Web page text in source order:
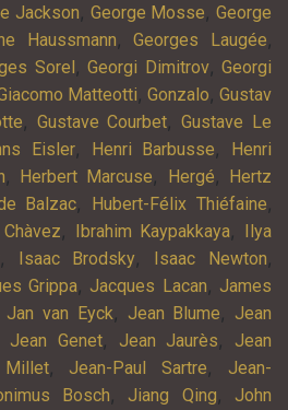
Jackson, George Mosse,George
Haussmann,Georges Laugée,
Sorel , Georgi Dimitrov, Georgi
Matteotti, Gonzalo,Gustav
, Gustave Courbet,Gustave Le
Eisler, Henri Barbusse,
Henri
, Herbert Marcuse, Hergé,
Hertz
Balzac, Hubert-Félix Thiéfaine,
, Ibrahim Kaypakkaya,
Ilya
, Isaac Brodsky, Isaac Newton,
Grippa, Jacques Lacan, James
Jan van Eyck, Jean Blume, Jean
Jean Genet, Jean Jaurès, Jean
Millet, Jean-Paul Sartre, Jean-
Bosch, Jiang Qing, John